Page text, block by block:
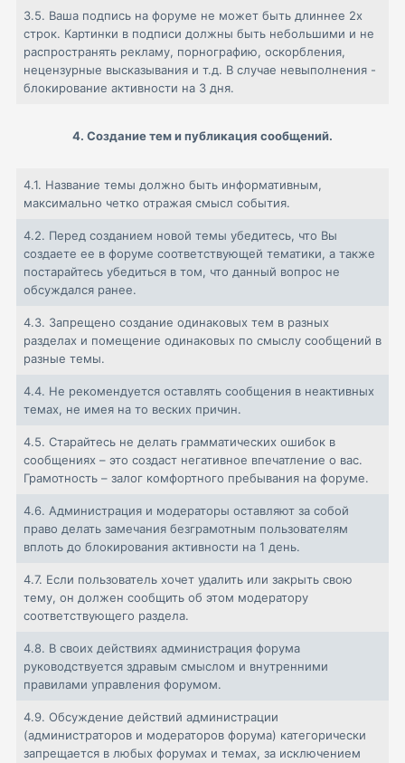
3.5. Ваша подпись на форуме не может быть длиннее 2х
строк. Картинки в подписи должны быть небольшими и не
распространять рекламу, порнографию, оскорбления,
нецензурные высказывания и т.д. В случае невыполнения -
блокирование активности на 3 дня.
4. Создание тем и публикация сообщений.
4.1. Название темы должно быть информативным,
максимально четко отражая смысл события.
4.2. Перед созданием новой темы убедитесь, что Вы
создаете ее в форуме соответствующей тематики, а также
постарайтесь убедиться в том, что данный вопрос не
обсуждался ранее.
4.3. Запрещено создание одинаковых тем в разных
разделах и помещение одинаковых по смыслу сообщений в
разные темы.
4.4. Не рекомендуется оставлять сообщения в неактивных
темах, не имея на то веских причин.
4.5. Старайтесь не делать грамматических ошибок в
сообщениях – это создаст негативное впечатление о вас.
Грамотность – залог комфортного пребывания на форуме.
4.6. Администрация и модераторы оставляют за собой
право делать замечания безграмотным пользователям
вплоть до блокирования активности на 1 день.
4.7. Если пользователь хочет удалить или закрыть свою
тему, он должен сообщить об этом модератору
соответствующего раздела.
4.8. В своих действиях администрация форума
руководствуется здравым смыслом и внутренними
правилами управления форумом.
4.9. Обсуждение действий администрации
(администраторов и модераторов форума) категорически
запрещается в любых форумах и темах, за исключением